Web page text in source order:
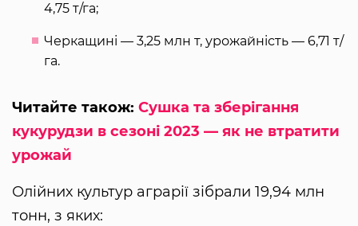
4,75 т/га;
Черкащині — 3,25 млн т, урожайність — 6,71 т/
га.
Читайте також: Сушка та зберігання
кукурудзи в сезоні 2023 — як не втратити
урожай
Олійних культур аграрії зібрали 19,94 млн
тонн, з яких: